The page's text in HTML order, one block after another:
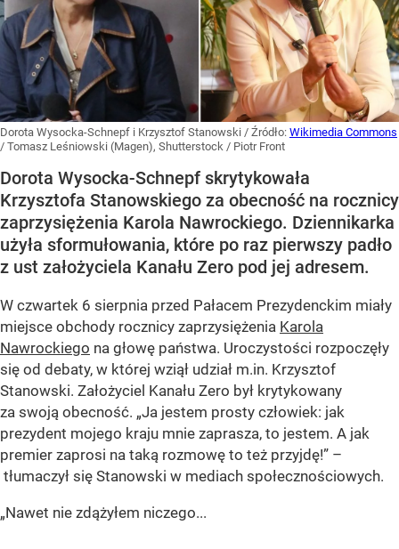
Dorota Wysocka-Schnepf i Krzysztof Stanowski / Źródło: Wikimedia Commons
/ Tomasz Leśniowski (Magen), Shutterstock / Piotr Front
Dorota Wysocka-Schnepf skrytykowała
Krzysztofa Stanowskiego za obecność na rocznicy
zaprzysiężenia Karola Nawrockiego. Dziennikarka
użyła sformułowania, które po raz pierwszy padło
z ust założyciela Kanału Zero pod jej adresem.
W czwartek 6 sierpnia przed Pałacem Prezydenckim miały
miejsce obchody rocznicy zaprzysiężenia Karola
Nawrockiego na głowę państwa. Uroczystości rozpoczęły
się od debaty, w której wziął udział m.in. Krzysztof
Stanowski. Założyciel Kanału Zero był krytykowany
za swoją obecność. „Ja jestem prosty człowiek: jak
prezydent mojego kraju mnie zaprasza, to jestem. A jak
premier zaprosi na taką rozmowę to też przyjdę!” –
tłumaczył się Stanowski w mediach społecznościowych.
„Nawet nie zdążyłem niczego...